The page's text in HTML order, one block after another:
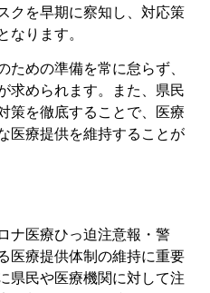
クを早期に察知し、対応策
なります。
めの準備を常に怠らず、
求められます。また、県民
策を徹底することで、医療
医療提供を維持することが
ナ医療ひっ迫注意報・警
医療提供体制の維持に重要
県民や医療機関に対して注